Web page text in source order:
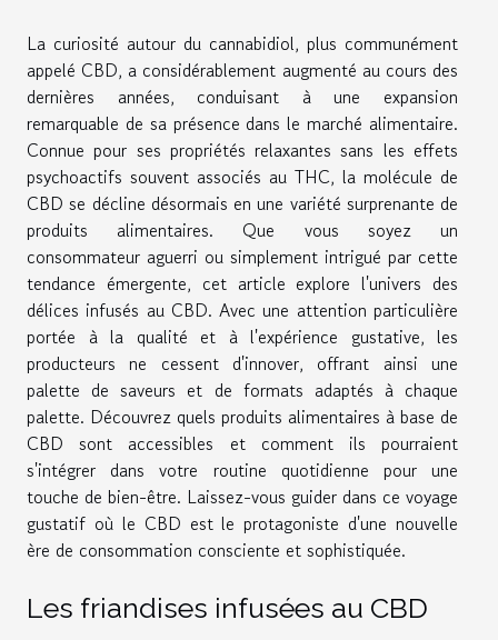
La curiosité autour du cannabidiol, plus communément
appelé CBD, a considérablement augmenté au cours des
dernières années, conduisant à une expansion
remarquable de sa présence dans le marché alimentaire.
Connue pour ses propriétés relaxantes sans les effets
psychoactifs souvent associés au THC, la molécule de
CBD se décline désormais en une variété surprenante de
produits alimentaires. Que vous soyez un
consommateur aguerri ou simplement intrigué par cette
tendance émergente, cet article explore l'univers des
délices infusés au CBD. Avec une attention particulière
portée à la qualité et à l'expérience gustative, les
producteurs ne cessent d'innover, offrant ainsi une
palette de saveurs et de formats adaptés à chaque
palette. Découvrez quels produits alimentaires à base de
CBD sont accessibles et comment ils pourraient
s'intégrer dans votre routine quotidienne pour une
touche de bien-être. Laissez-vous guider dans ce voyage
gustatif où le CBD est le protagoniste d'une nouvelle
ère de consommation consciente et sophistiquée.
Les friandises infusées au CBD